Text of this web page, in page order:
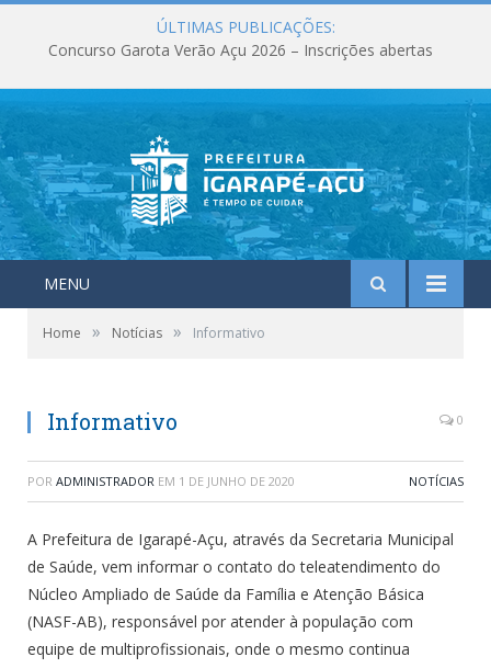
ÚLTIMAS PUBLICAÇÕES:
Concurso Garota Verão Açu 2026 – Inscrições abertas
MENU
Home » Notícias » Informativo
Informativo 0
POR ADMINISTRADOR EM 1 DE JUNHO DE 2020 NOTÍCIAS
A Prefeitura de Igarapé-Açu, através da Secretaria Municipal
de Saúde, vem informar o contato do teleatendimento do
Núcleo Ampliado de Saúde da Família e Atenção Básica
(NASF-AB), responsável por atender à população com
equipe de multiprofissionais, onde o mesmo continua